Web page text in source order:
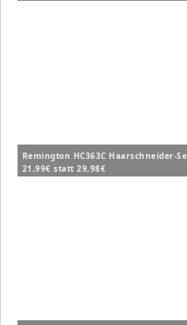
Remington HC363C Haarschneider-
21,99€ statt 29,98€